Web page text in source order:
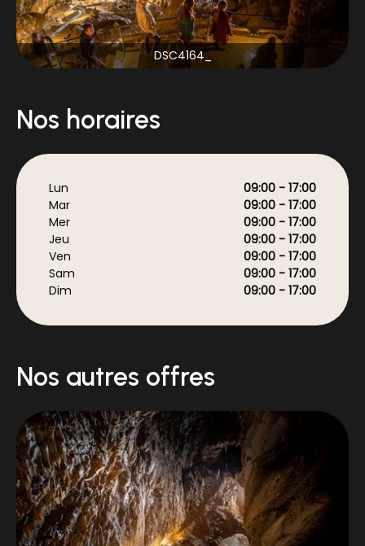
_DSC4164
Nos horaires
Lun
09:00 - 17:00
Mar
09:00 - 17:00
Mer
09:00 - 17:00
Jeu
09:00 - 17:00
Ven
09:00 - 17:00
Sam
09:00 - 17:00
Dim
09:00 - 17:00
Nos autres offres